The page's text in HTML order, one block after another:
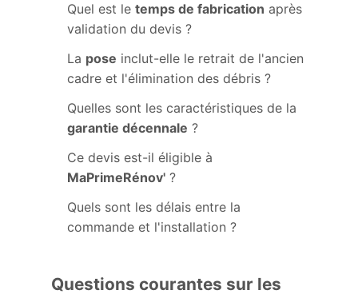
Quel est le temps de fabrication après
validation du devis ?
La pose inclut-elle le retrait de l'ancien
cadre et l'élimination des débris ?
Quelles sont les caractéristiques de la
garantie décennale ?
Ce devis est-il éligible à
MaPrimeRénov' ?
Quels sont les délais entre la
commande et l'installation ?
Questions courantes sur les